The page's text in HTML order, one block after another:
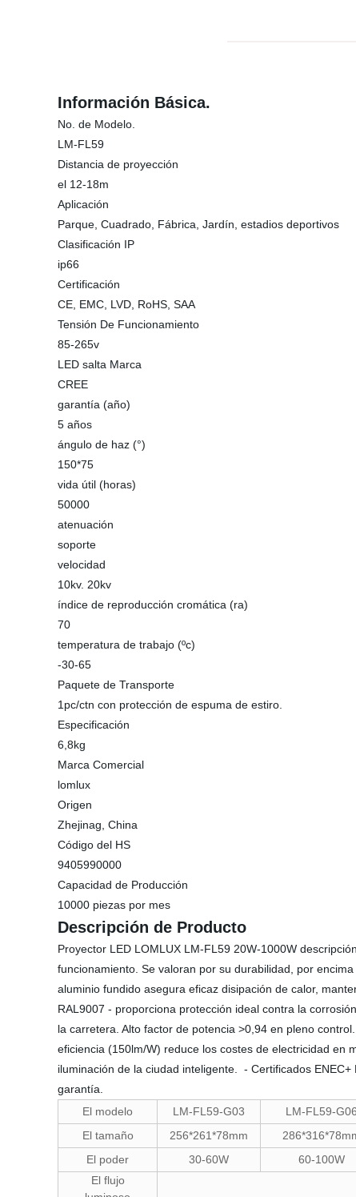
Información Básica.
No. de Modelo.
LM-FL59
Distancia de proyección
el 12-18m
Aplicación
Parque, Cuadrado, Fábrica, Jardín, estadios deportivos
Clasificación IP
ip66
Certificación
CE, EMC, LVD, RoHS, SAA
Tensión De Funcionamiento
85-265v
LED salta Marca
CREE
garantía (año)
5 años
ángulo de haz (°)
150*75
vida útil (horas)
50000
atenuación
soporte
velocidad
10kv. 20kv
índice de reproducción cromática (ra)
70
temperatura de trabajo (ºc)
-30-65
Paquete de Transporte
1pc/ctn con protección de espuma de estiro.
Especificación
6,8kg
Marca Comercial
lomlux
Origen
Zhejinag, China
Código del HS
9405990000
Capacidad de Producción
10000 piezas por mes
Descripción de Producto
Proyector LED LOMLUX LM-FL59 20W-1000W
funcionamiento. Se valoran por su durabilidad, por
aluminio fundido asegura eficaz disipación de calor,
RAL9007 - proporciona protección ideal contra la
la carretera. Alto factor de potencia >0,94 en pleno
eficiencia (150lm/W) reduce los costes de electricidad en
iluminación de la ciudad inteligente. - Certificados
garantía.
El modelo
LM-FL59-G03 LM-FL59-G06
El tamaño
256*261*78mm
El poder
30-60W 60-100W
El flujo